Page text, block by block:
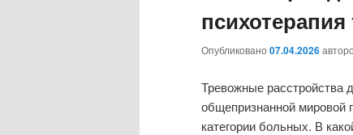
Опубликовано 07.04.2026
Тревожные расстройства
общепризнанной мировой
категории больных. В